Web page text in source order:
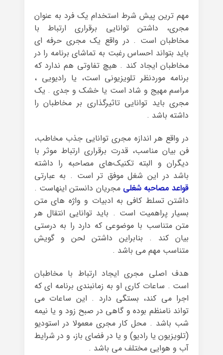
مهم ترین پیش شرط استخدام یک فرد به عنوان
مجری، داشتن توانایی برقراری ارتباط با
مخاطبان است . در واقع یک مجری حرفه ای
باید بتواند احساس رغبت به تماشای برنامه را در
مخاطبان ایجاد کند . هیچ تفاوتی هم ندارد که
برنامه موردنظر تلویزیونی است، یا رادیویی ،
مراسم مهیج و شاد است یا خشک و جدی . یک
مجری باید توانایی تاثیرگذاری بر مخاطبان را
داشته باشد .
در واقع هر اندازه مجری توانایی جذب مخاطب،
فن بیان مناسب، قدرت برقراری ارتباط موثر با
دیگران و البته تکنیک‌های مصاحبه را داشته
باشد در این شغل موفق تر است . به عبارتی
قواعد مصاحبه شغلی مجریان دانستن اینهاست .
داشتن تسلط کافی به ادبیات و واژه های متن
بسیار پراهمیت است . باید توانایی انتقال هر
متن متناسب با موضوعی که دارد را به درستی
بیان کند . بنابراین داشتن لحن و گویش
متناسب مهم می باشد .
هدف اصلی مجری ایجاد ارتباط با مخاطبان
است . ساعات کاری او به زمانبندی برنامه ای که
اجرا می کند، بستگی دارد . این ساعات می
تواند نامنظم بوده و گاهی در صبح زود و یا نیمه
شب باشد . محل کار مجری معمولا در استودیو
(تلویزیون یا رادیو) و یا در فضای باز، و در شرایط
آب و هوایی مختلف می باشد .